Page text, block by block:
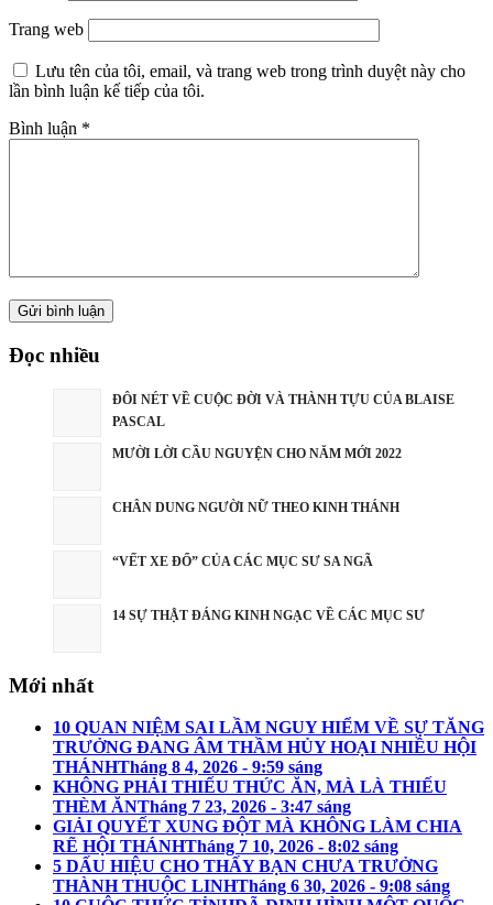
Trang web
Lưu tên của tôi, email, và trang web trong trình duyệt này cho
lần bình luận kế tiếp của tôi.
Bình luận *
Đọc nhiều
ĐÔI NÉT VỀ CUỘC ĐỜI VÀ THÀNH TỰU CỦA BLAISE
PASCAL
MƯỜI LỜI CẦU NGUYỆN CHO NĂM MỚI 2022
CHÂN DUNG NGƯỜI NỮ THEO KINH THÁNH
“VẾT XE ĐỔ” CỦA CÁC MỤC SƯ SA NGÃ
14 SỰ THẬT ĐÁNG KINH NGẠC VỀ CÁC MỤC SƯ
Mới nhất
10 QUAN NIỆM SAI LẦM NGUY HIỂM VỀ SỰ TĂNG
TRƯỞNG ĐANG ÂM THẦM HỦY HOẠI NHIỀU HỘI
THÁNHTháng 8 4, 2026 - 9:59 sáng
KHÔNG PHẢI THIẾU THỨC ĂN, MÀ LÀ THIẾU
THÈM ĂNTháng 7 23, 2026 - 3:47 sáng
GIẢI QUYẾT XUNG ĐỘT MÀ KHÔNG LÀM CHIA
RẼ HỘI THÁNHTháng 7 10, 2026 - 8:02 sáng
5 DẤU HIỆU CHO THẤY BẠN CHƯA TRƯỞNG
THÀNH THUỘC LINHTháng 6 30, 2026 - 9:08 sáng